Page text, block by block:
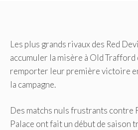
Les plus grands rivaux des Red
accumuler la misère à Old Trafford
remporter leur première victoire
la campagne.
Des matchs nuls frustrants contre
Palace ont fait un début de saison